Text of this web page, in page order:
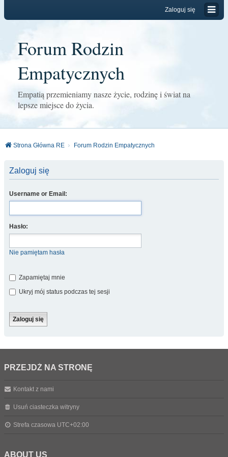
Zaloguj się
Forum Rodzin
Empatycznych
Empatią przemieniamy nasze życie, rodzinę i świat na
lepsze miejsce do życia.
Strona Główna RE Forum Rodzin Empatycznych
Zaloguj się
Username or Email:
Hasło:
Nie pamiętam hasła
Zapamiętaj mnie
Ukryj mój status podczas tej sesji
PRZEJDŹ NA STRONĘ
Kontakt z nami
Usuń ciasteczka witryny
Strefa czasowa UTC+02:00
ABOUT US